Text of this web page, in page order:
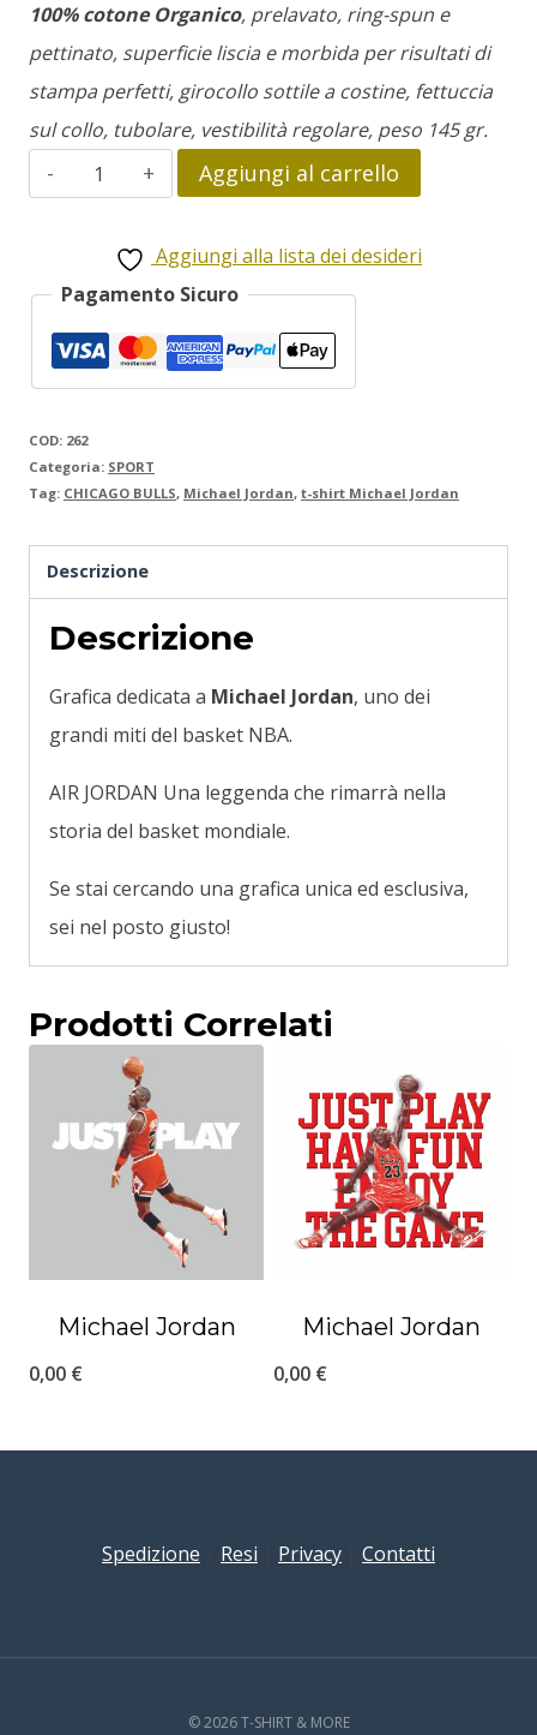
100% cotone Organico, prelavato, ring-spun e
pettinato, superficie liscia e morbida per risultati di
stampa perfetti, girocollo sottile a costine, fettuccia
sul collo, tubolare, vestibilità regolare, peso 145 gr.
Michael
Jordan
quantità
Aggiungi al carrello
Aggiungi alla lista dei desideri
Pagamento Sicuro
COD: 262
Categoria: SPORT
Tag: CHICAGO BULLS, Michael Jordan, t-shirt Michael Jordan
Descrizione
Descrizione
Grafica dedicata a Michael Jordan, uno dei
grandi miti del basket NBA.
AIR JORDAN Una leggenda che rimarrà nella
storia del basket mondiale.
Se stai cercando una grafica unica ed esclusiva,
sei nel posto giusto!
Prodotti Correlati
Michael Jordan
0,00 €
Michael Jordan
0,00 €
Spedizione Resi Privacy Contatti
© 2026 T-SHIRT & MORE